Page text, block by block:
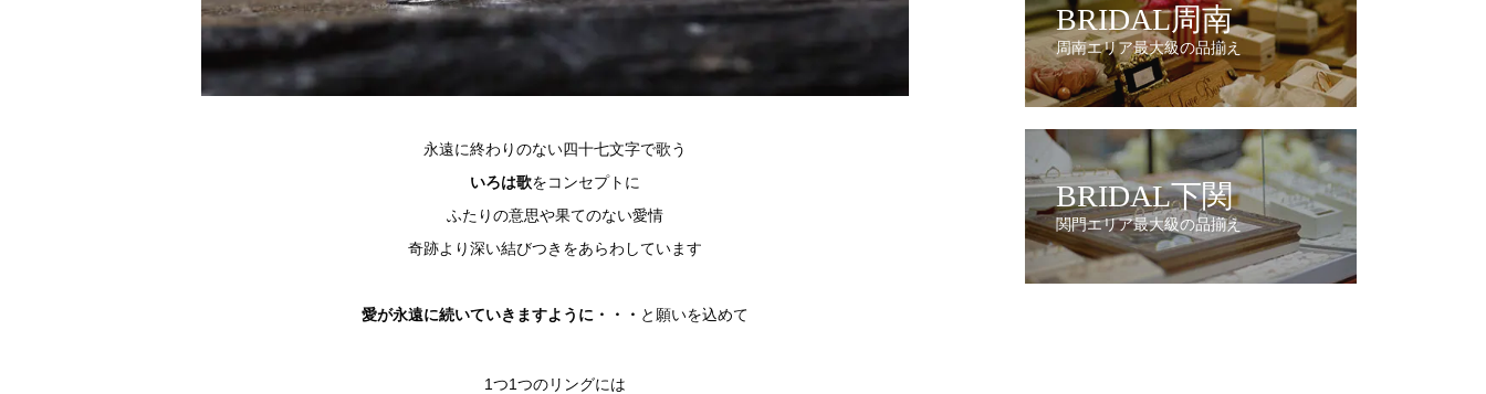
永遠に終わりのない四十七文字で歌う
いろは歌をコンセプトに
ふたりの意思や果てのない愛情
奇跡より深い結びつきをあらわしています
愛が永遠に続いていきますように・・・ と願いを込めて
1つ1つのリングには
BRIDAL周南
周南エリア最大級の品揃え
BRIDAL下関
関門エリア最大級の品揃え